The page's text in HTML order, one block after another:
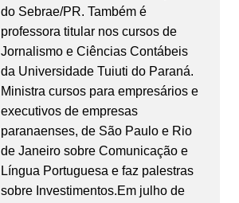
do Sebrae/PR. Também é
professora titular nos cursos de
Jornalismo e Ciências Contábeis
da Universidade Tuiuti do Paraná.
Ministra cursos para empresários e
executivos de empresas
paranaenses, de São Paulo e Rio
de Janeiro sobre Comunicação e
Língua Portuguesa e faz palestras
sobre Investimentos.Em julho de